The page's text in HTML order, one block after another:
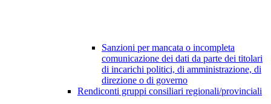
Sanzioni per mancata o incompleta
comunicazione dei dati da parte dei titolari
di incarichi politici, di amministrazione, di
direzione o di governo
Rendiconti gruppi consiliari regionali/provinciali